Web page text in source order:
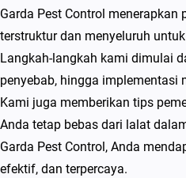
Garda Pest Control menerapkan
terstruktur dan menyeluruh
Langkah-langkah kami dimulai
penyebab, hingga implementasi
Kami juga memberikan tips
Anda tetap bebas dari lalat
Garda Pest Control, Anda
efektif, dan terpercaya.